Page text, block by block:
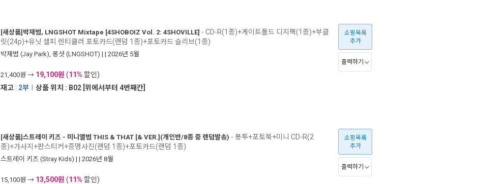
[새상품] 박재범, LNGSHOT Mixtape [4SHOBOIZ Vol. 2: 4SHOVILLE] - CD-R(1종)+게이트폴드 디지팩(1종)+부클
릿(24p)+유닛 셀피 렌티큘러 포토카드(랜덤 1종)+포토카드 슬리브(1종)
박재범 (Jay Park), 롱샷 (LNGSHOT) | | 2026년 5월
21,400원 → 19,100원 (11% 할인)
재고 : 2부 상품 위치 : B02 [위에서부터 4번째칸]
쇼핑목록
추가
출력하기
[새상품] 스트레이 키즈 - 미니앨범 THIS & THAT [& VER.](개인반/8종 중 랜덤발송) - 봉투+포토북+미니 CD-R(2
종)+가사지+판스티커+증명사진(랜덤 1종)+포토카드(랜덤 1종)
스트레이 키즈 (Stray Kids) | | 2026년 8월
15,100원 → 13,500원 (11% 할인)
쇼핑목록
추가
출력하기